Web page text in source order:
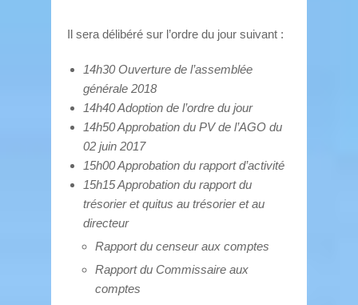
Il sera délibéré sur l’ordre du jour suivant :
14h30 Ouverture de l’assemblée
générale 2018
14h40 Adoption de l’ordre du jour
14h50 Approbation du PV de l’AGO du
02 juin 2017
15h00 Approbation du rapport d’activité
15h15 Approbation du rapport du
trésorier et quitus au trésorier et au
directeur
Rapport du censeur aux comptes
Rapport du Commissaire aux
comptes